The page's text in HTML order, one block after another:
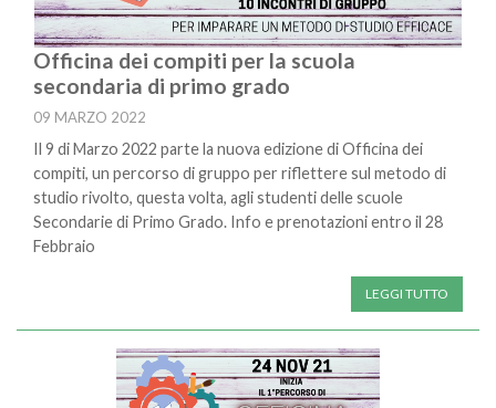
Officina dei compiti per la scuola
secondaria di primo grado
09 MARZO 2022
Il 9 di Marzo 2022 parte la nuova edizione di Officina dei
compiti, un percorso di gruppo per riflettere sul metodo di
studio rivolto, questa volta, agli studenti delle scuole
Secondarie di Primo Grado. Info e prenotazioni entro il 28
Febbraio
LEGGI TUTTO